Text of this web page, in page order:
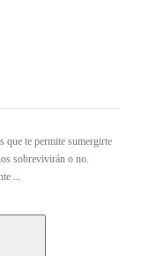
que te permite sumergirte
sobrevivirán o no.
...